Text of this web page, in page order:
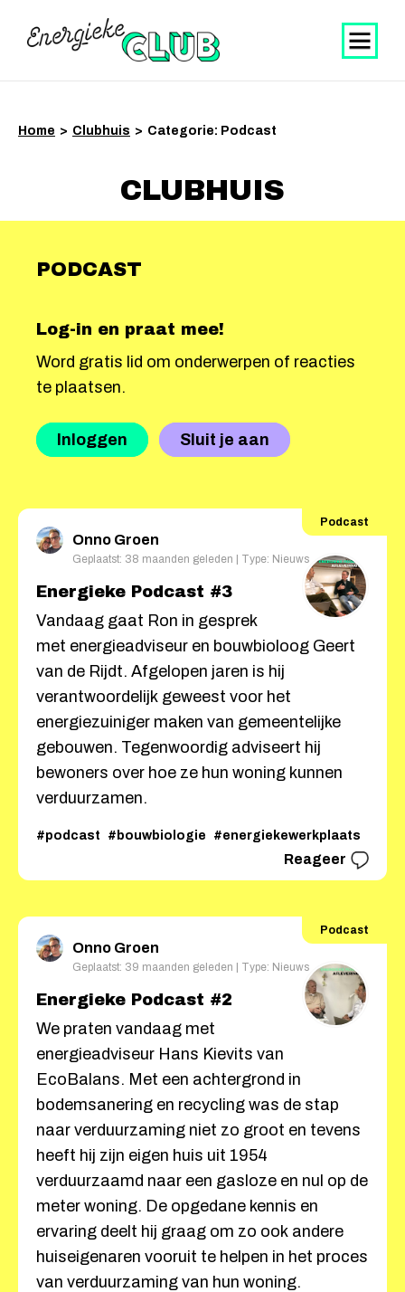
Home > Clubhuis > Categorie: Podcast
CLUBHUIS
PODCAST
Log-in en praat mee!
Word gratis lid om onderwerpen of reacties
te plaatsen.
Inloggen Sluit je aan
Podcast
Onno Groen
Geplaatst: 38 maanden geleden | Type: Nieuws
Energieke Podcast #3
Vandaag gaat Ron in gesprek
met energieadviseur en bouwbioloog Geert
van de Rijdt. Afgelopen jaren is hij
verantwoordelijk geweest voor het
energiezuiniger maken van gemeentelijke
gebouwen. Tegenwoordig adviseert hij
bewoners over hoe ze hun woning kunnen
verduurzamen.
#podcast #bouwbiologie #energiekewerkplaats
Reageer
Podcast
Onno Groen
Geplaatst: 39 maanden geleden | Type: Nieuws
Energieke Podcast #2
We praten vandaag met
energieadviseur Hans Kievits van
EcoBalans. Met een achtergrond in
bodemsanering en recycling was de stap
naar verduurzaming niet zo groot en tevens
heeft hij zijn eigen huis uit 1954
verduurzaamd naar een gasloze en nul op de
meter woning. De opgedane kennis en
ervaring deelt hij graag om zo ook andere
huiseigenaren vooruit te helpen in het proces
van verduurzaming van hun woning.